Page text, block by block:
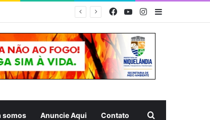
FacebookYouTubeInstagram
somos Anuncie Aqui Contato